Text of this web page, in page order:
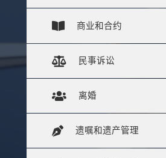
商业和合约
民事诉讼
离婚
遗嘱和遗产管理